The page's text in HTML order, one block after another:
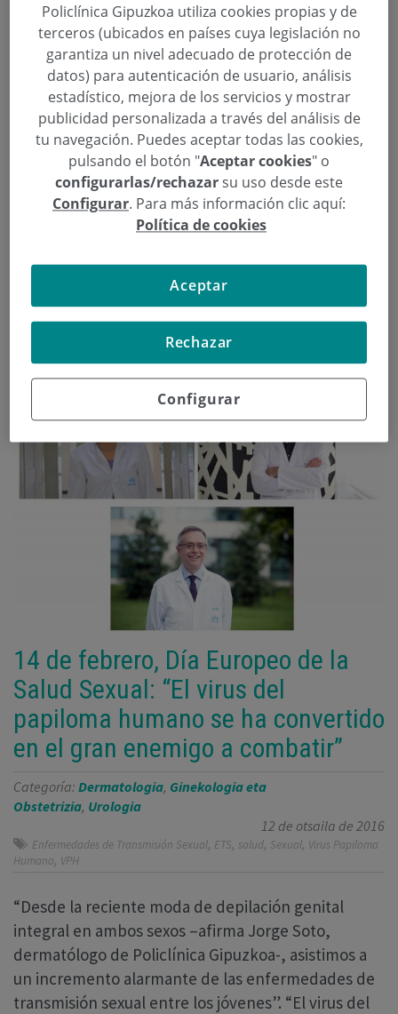
Categoría:Ginekologia eta Obstetrizia,Sin
categoría
19 de iraila de 2024
ETS
STGak birusek, bakterioek, onddoek eta
parasietoek eragin ditzakete. Horien artean HPV
da ohikoenetako bat, biztanleriaren %80rainoko
kontaktu-prebalentziarekin.
14 de febrero, Día Europeo de la
Salud Sexual: “El virus del
papiloma humano se ha convertido
en el gran enemigo a combatir”
Categoría: Dermatologia, Ginekologia eta
Obstetrizia, Urologia
12 de otsaila de 2016
Enfermedades de Transmisión Sexual, ETS, salud, Sexual, Virus Papiloma
Humano, VPH
“Desde la reciente moda de depilación genital
integral en ambos sexos –afirma Jorge Soto,
dermatólogo de Policlínica Gipuzkoa-, asistimos a
un incremento alarmante de las enfermedades de
transmisión sexual entre los jóvenes”. “El virus del
Policlínica Gipuzkoa utiliza cookies propias y de
terceros (ubicados en países cuya legislación no
garantiza un nivel adecuado de protección de
datos) para autenticación de usuario, análisis
estadístico, mejora de los servicios y mostrar
publicidad personalizada a través del análisis de
tu navegación. Puedes aceptar todas las cookies,
pulsando el botón "Aceptar cookies" o
configurarlas/rechazarsu uso desde este
Configurar. Para más información clic aquí:
Política de cookies
Configurar
Rechazar
Aceptar